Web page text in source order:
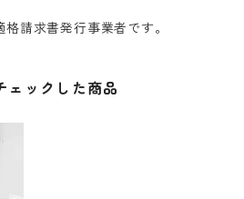
請求書発行事業者です。
ェックした商品